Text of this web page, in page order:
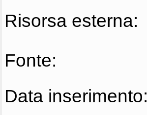
Risorsa esterna:
Fonte:
Data inserimento: